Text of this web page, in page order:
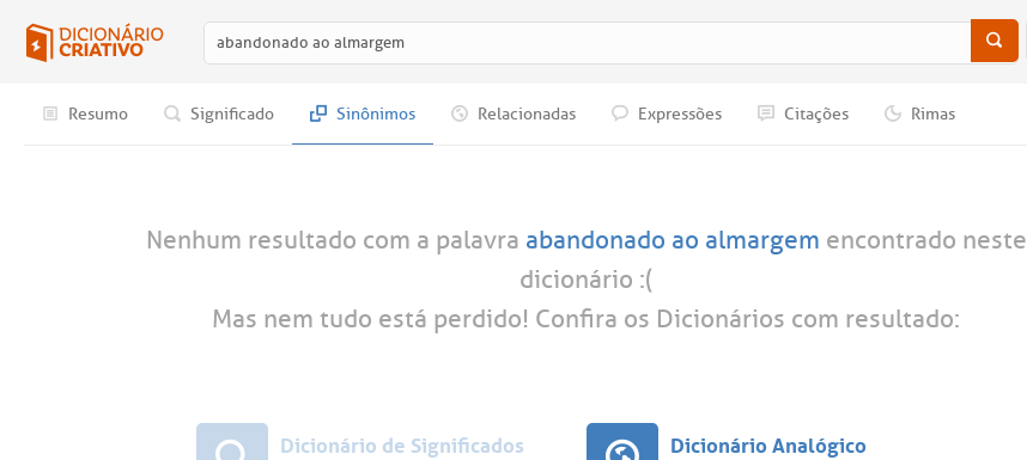
Resumo Significado Sinônimos Relacionadas Expressões Citações Rimas
Nenhum resultado com a palavra abandonado ao almargem encontrado neste
dicionário :(
Mas nem tudo está perdido! Confira os Dicionários com resultado:
Dicionário de Significados Dicionário Analógico